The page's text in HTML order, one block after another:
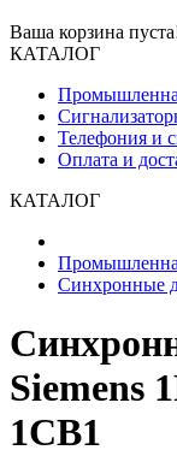
Ваша корзина
КАТАЛОГ
Телефония и
Оплата и
КАТАЛОГ
Синхронные
Siemens
1CB1